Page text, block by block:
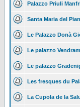
Palazzo Priuli
Santa Maria del
Le Palazzo Donà
Le palazzo
Le palazzo
Les fresques du
La Cupola de la